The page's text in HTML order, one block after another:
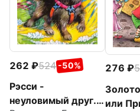
262 524 -50%
Рэсси -
неуловимый друг.
276
или